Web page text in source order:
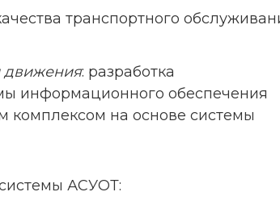
транспортного
движения: разработка
информационного обеспечения
комплексом на основе системы
АСУОТ: